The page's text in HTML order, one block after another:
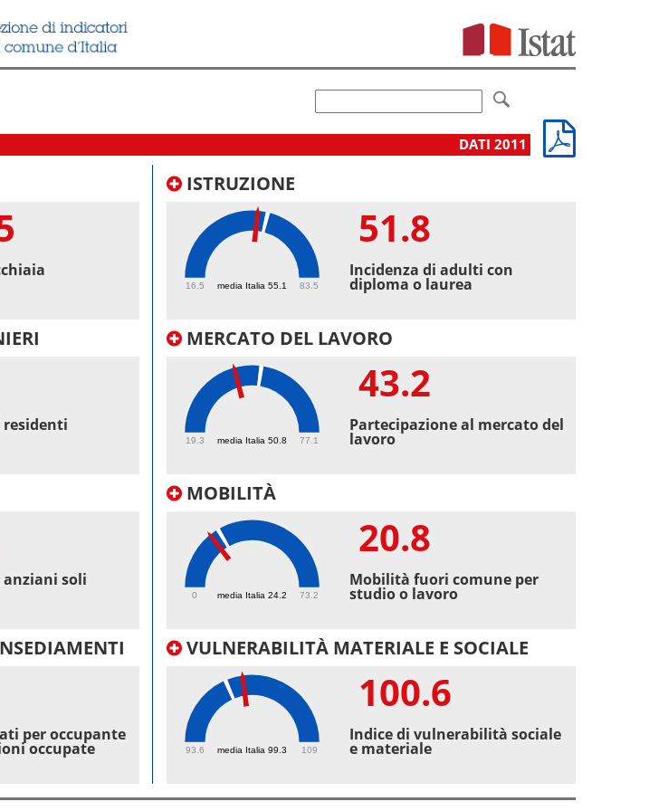
DATI 2011
residenti
anziani soli
per occupante
occupate
ISTRUZIONE
media Italia 55.1
16.5 83.5
51.8
Incidenza di adulti con
diploma o laurea
MERCATO DEL LAVORO
media Italia 50.8
19.3 77.1
43.2
Partecipazione al mercato del
lavoro
MOBILITÀ
media Italia 24.2
0 73.2
20.8
Mobilità fuori comune per
studio o lavoro
VULNERABILITÀ MATERIALE E SOCIALE
media Italia 99.3
93.6 109
100.6
Indice di vulnerabilità sociale
e materiale